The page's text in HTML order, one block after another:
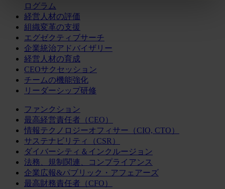
ログラム
経営人材の評価
組織変革の支援
エグゼクティブサーチ
企業統治アドバイザリー
経営人材の育成
CEOサクセッション
チームの機能強化
リーダーシップ研修
ファンクション
最高経営責任者（CEO）
情報テクノロジーオフィサー（CIO, CTO）
サステナビリティ（CSR）
ダイバーシティ＆インクルージョン
法務、規制関連、コンプライアンス
企業広報&パブリック・アフェアーズ
最高財務責任者（CFO）